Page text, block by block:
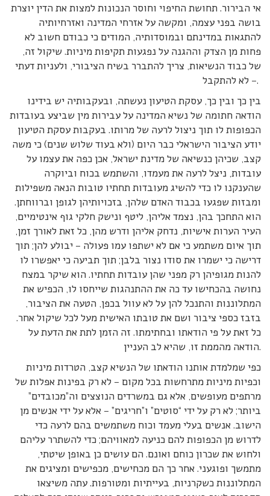
אי הבירור. תחושת החיפוי וחוסר הנכונות למצות את הדין יוצרת
בושה בפני עצמה, ומקשה על אזרחי המדינה ואזרחיותיה
להתגאות במדינתם ובמוסדותיה, המודים כי כבודם חשוב לא
פחות מן הצדק וההגנה על נפגעות תקיפות מיניות. שיקול זה,
של כבוד הנשיאות, צריך להתברר בשיח הציבורי, ולעניות דעתי
– לא להתקבל.
בין כך ובין כך, עסקת הטיעון נעשתה, ובעקבותיה יש בידינו
הודאה חתומה של נשיא המדינה על עבירות מין שביצע בעובדות
הכפופות לו תוך ניצול לרעה של מרותו. בעקבות עסקת הטיעון
יודע הציבור הישראלי כבר היום (ולא בעוד שלוש שנים) כי משה
קצב, שכיהן כנשיאה של מדינת ישראל, אכן כפה את עצמו על
עובדות, ניצל לרעה את מעמדו, והשתמש בכוח וביוקרה
שהענקנו לו כדי להשיג מעובדות תחתיו טובות הנאה משפילות
ומבזות שפגעו בכבוד האדם שלהן, בזכויותיהן לגופן וברווחתן.
הוא התחכך בהן, נצמד אליהן, ליטף ונישק חלקי גוף אינטימיים,
העיר הערות אישיות, נדחק אליהן ודרש מהן, כל זאת לאורך זמן,
תוך איום משתמע כי אם לא ישתפו עמו פעולה – יבולע להן; תוך
דרישה כי ישמרו את סודו נצור בלבן; תוך תביעה כי יאפשרו לו
להנות מגופיהן רק מפני שהן עובדות תחתיו. הוא שיקר במצח
נחושה בהכחישו עד כה את ההתנהגות שייחסו לו, הכפיש את
המתלוננות והתנכל להן על לא עוול בכפן, הטעה את הציבור,
בזבז כספי ציבור ושם את טובתו האישית מעל לכל שיקול אחר.
כל זאת על פי הודאתו ובחתימתו. זה הזמן לתת את הדעת על
הודאה מהממת זו, שהיא לב העניין.
כפי שמלמדת אותנו הודאתו של הנשיא קצב, הטרדות מיניות
וכפיות מיניות מתרחשות בכל מקום – לא רק בפינות אפלות של
מרתפים מעופשים, אלא גם במשרדים הנוצצים וה”מכובדים”
ביותר; לא רק על ידי “סוטים” ו”חריגים” – אלא על ידי אנשים מן
הישוב. אנשים בעלי מעמד וכוח משתמשים בהם לרעה כדי
לדרוש מן הכפופות להם כניעה למאוויהם; כדי להשתרר עליהם
ולחוש את שכרון כוחם ואונם. הם עושים כן באופן שיטתי,
מתמשך ופוגעני. אחר כך הם מכחישים, מכפישים ומציגים את
המתלוננות כשקרניות, בעייתיות ומטורפות. עתה משיצאו